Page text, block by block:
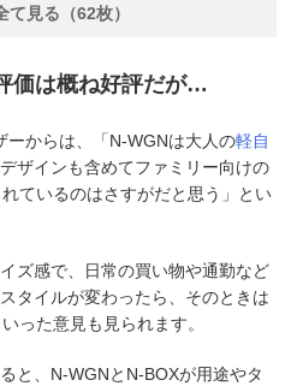
て見る（62枚）
価は概ね好評だが…
ーからは、「N-WGNは大人の軽自
ザインも含めてファミリー向けの
ているのはさすがだと思う」とい
ズ感で、日常の買い物や通勤など
タイルが変わったら、そのときは
った意見も見られます。
と、N-WGNとN-BOXが用途やタ